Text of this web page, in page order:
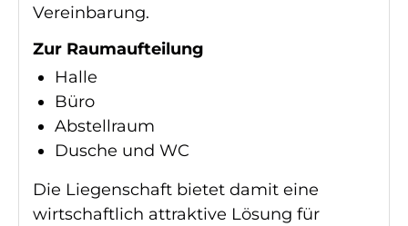
Vereinbarung.
Zur Raumaufteilung
Halle
Büro
Abstellraum
Dusche und WC
Die Liegenschaft bietet damit eine
wirtschaftlich attraktive Lösung für